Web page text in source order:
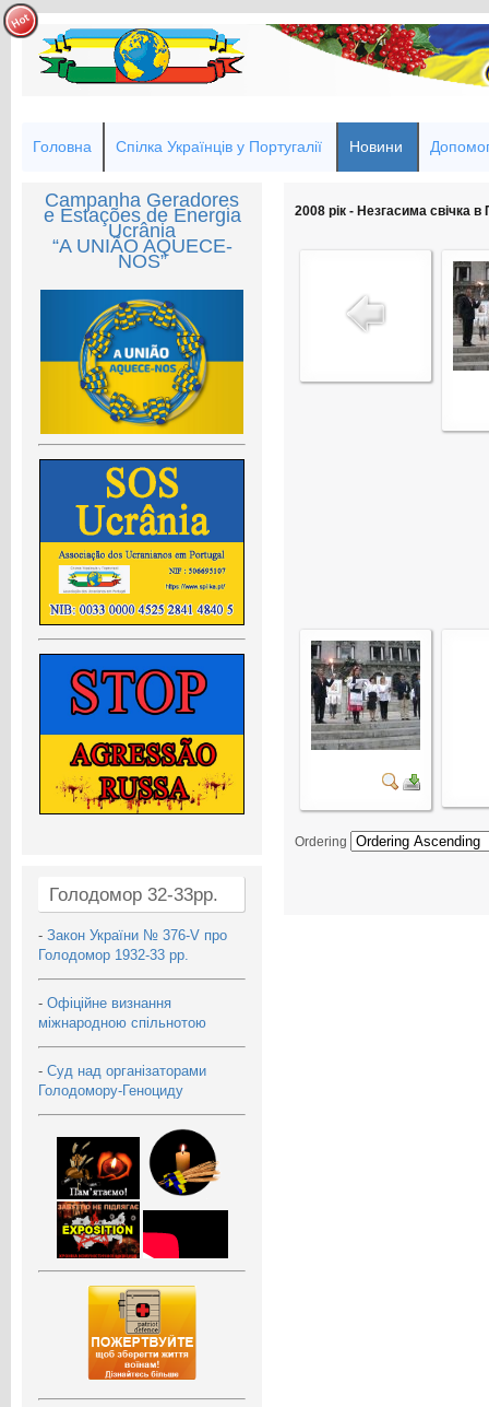
Головна Спілка Українців у Португалії Новини
Campanha Geradores
e Estações de Energia
Ucrânia
“A UNIÃO AQUECE-
NOS”
Голодомор 32-33рр.
- Закон України № 376-V про
Голодомор 1932-33 рр.
- Офіційне визнання
міжнародною спільнотою
- Суд над організаторами
Голодомору-Геноциду
2008 рік - Незгасима свічка в
Ordering